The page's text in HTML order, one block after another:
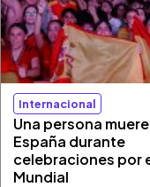
Internacional
Una persona
España durante
celebraciones por
Mundial